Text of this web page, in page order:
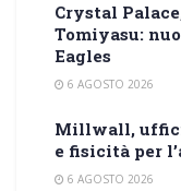
Crystal
Tomiyasu:
Eagles
6 AGOSTO 2026
Millwall,
e fisicità per
6 AGOSTO 2026